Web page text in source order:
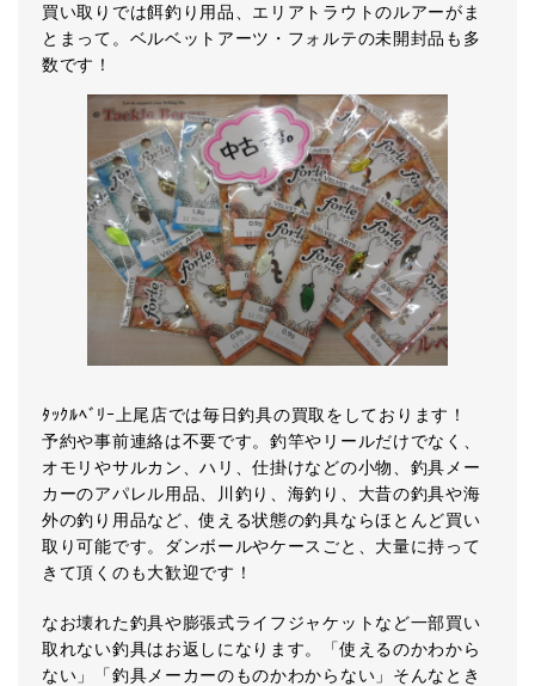
買い取りでは餌釣り用品、エリアトラウトのルアーがま
とまって。ベルベットアーツ・フォルテの未開封品も多
数です！
ﾀｯｸﾙﾍﾞﾘｰ上尾店では毎日釣具の買取をしております！
予約や事前連絡は不要です。釣竿やリールだけでなく、
オモリやサルカン、ハリ、仕掛けなどの小物、釣具メー
カーのアパレル用品、川釣り、海釣り、大昔の釣具や海
外の釣り用品など、使える状態の釣具ならほとんど買い
取り可能です。ダンボールやケースごと、大量に持って
きて頂くのも大歓迎です！
なお壊れた釣具や膨張式ライフジャケットなど一部買い
取れない釣具はお返しになります。「使えるのかわから
ない」「釣具メーカーのものかわからない」そんなとき